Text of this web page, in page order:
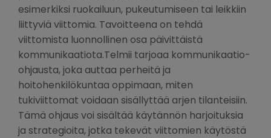
esimerkiksi ruokailuun, pukeutumiseen tai leikkiin
liittyviä viittomia. Tavoitteena on tehdä
viittomista luonnollinen osa päivittäistä
kommunikaatiota.Telmii tarjoaa kommunikaatio-
ohjausta, joka auttaa perheitä ja
hoitohenkilökuntaa oppimaan, miten
tukiviittomat voidaan sisällyttää arjen tilanteisiin.
Tämä ohjaus voi sisältää käytännön harjoituksia
ja strategioita, jotka tekevät viittomien käytöstä